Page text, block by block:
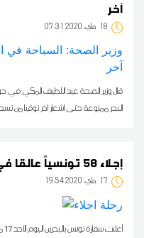
آخر
18 07:31 2020 ماي
قال وزير الصحة عبد اللطيف المكي في
البحر ممنوعة حتى اشعار آخر توقيا من
إجلاء 58 تونسياً عالقا في البحرين
17 19:54 2020 ماي